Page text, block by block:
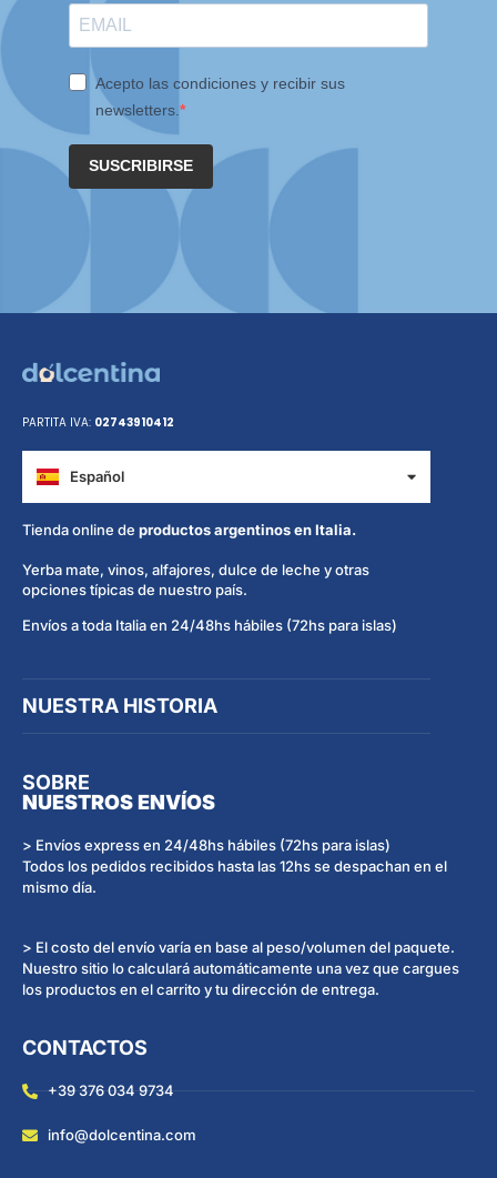
Acepto las condiciones y recibir sus
newsletters.
SUSCRIBIRSE
PARTITA IVA: 02743910412
Español
Italiano
Tienda online de productos argentinos en Italia.
Yerba mate, vinos, alfajores, dulce de leche y otras
opciones típicas de nuestro país.
Envíos a toda Italia en 24/48hs hábiles (72hs para islas)
NUESTRA HISTORIA
SOBRE
NUESTROS ENVÍOS
> Envíos express en 24/48hs hábiles (72hs para islas)
Todos los pedidos recibidos hasta las 12hs se despachan en el
mismo día.
> El costo del envío varía en base al peso/volumen del paquete.
Nuestro sitio lo calculará automáticamente una vez que cargues
los productos en el carrito y tu dirección de entrega.
CONTACTOS
+39 376 034 9734
info@dolcentina.com